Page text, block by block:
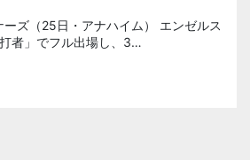
ズ（25日・アナハイム） エンゼルス
者」でフル出場し、3…